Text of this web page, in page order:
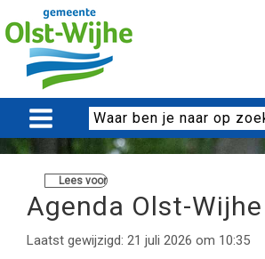
Lees voor
Agenda Olst-Wijhe
Laatst gewijzigd: 21 juli 2026 om 10:35